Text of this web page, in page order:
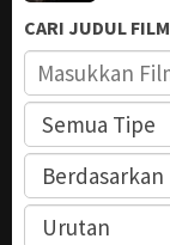
CARI JUDUL FILM